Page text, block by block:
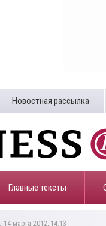
Новостная рассылка
Главные тексты
14 марта 2012, 14:13